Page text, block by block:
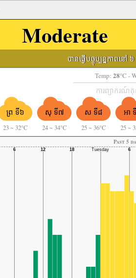
Moderate
បានធ្វើបច្ចុប្បន្នភាព
Temp: 28°C -
ការព្យាករ
ព្រ ទី៦
23 ~ 32°C
សុ ទី៧
24 ~ 34°C
ស ទី៨
25 ~ 36°C
អា
25 ~
Past 5